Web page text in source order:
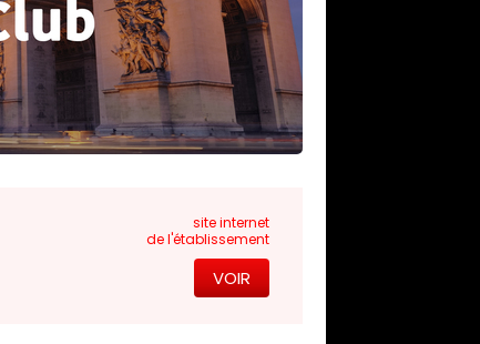
site internet
de l'établissement
VOIR